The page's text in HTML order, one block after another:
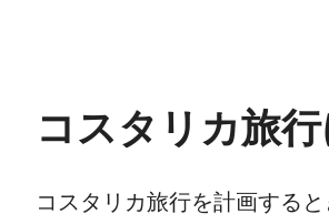
コスタリカ旅
コスタリカ旅行を計画する